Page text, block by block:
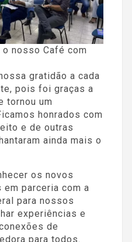
nosso Café com
gratidão a cada
pois foi graças a
tornou um
honrados com
e de outras
ainda mais o
os novos
parceria com a
para nossos
experiências e
de
para todos.